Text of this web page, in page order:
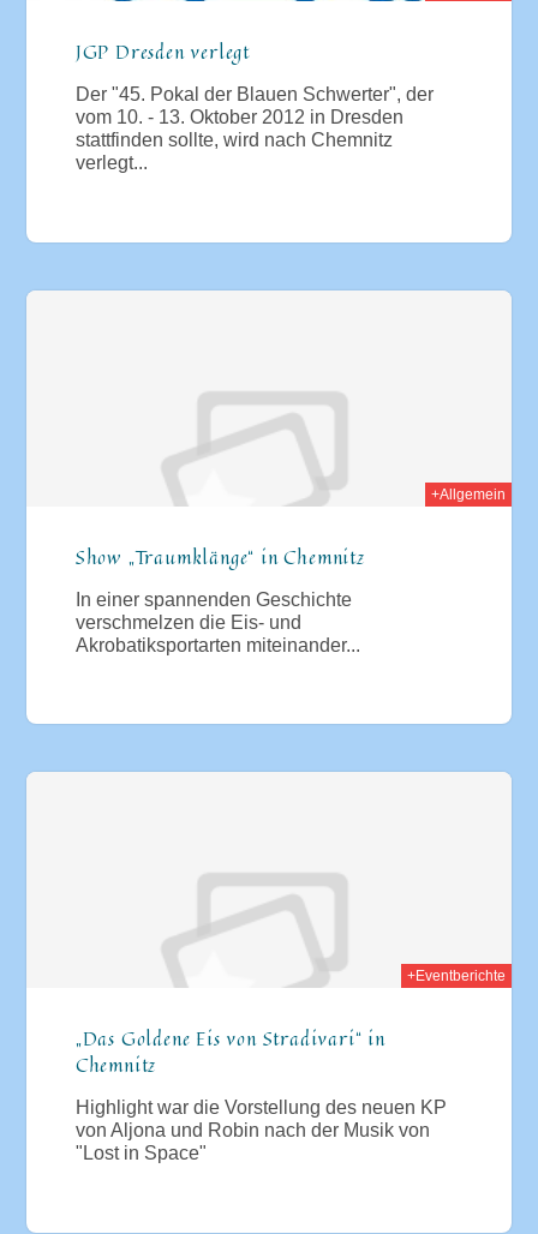
JGP Dresden verlegt
Der "45. Pokal der Blauen Schwerter", der
vom 10. - 13. Oktober 2012 in Dresden
stattfinden sollte, wird nach Chemnitz
verlegt...
+Allgemein
Show „Traumklänge“ in Chemnitz
In einer spannenden Geschichte
verschmelzen die Eis- und
Akrobatiksportarten miteinander...
+Eventberichte
„Das Goldene Eis von Stradivari“ in
Chemnitz
Highlight war die Vorstellung des neuen KP
von Aljona und Robin nach der Musik von
"Lost in Space"